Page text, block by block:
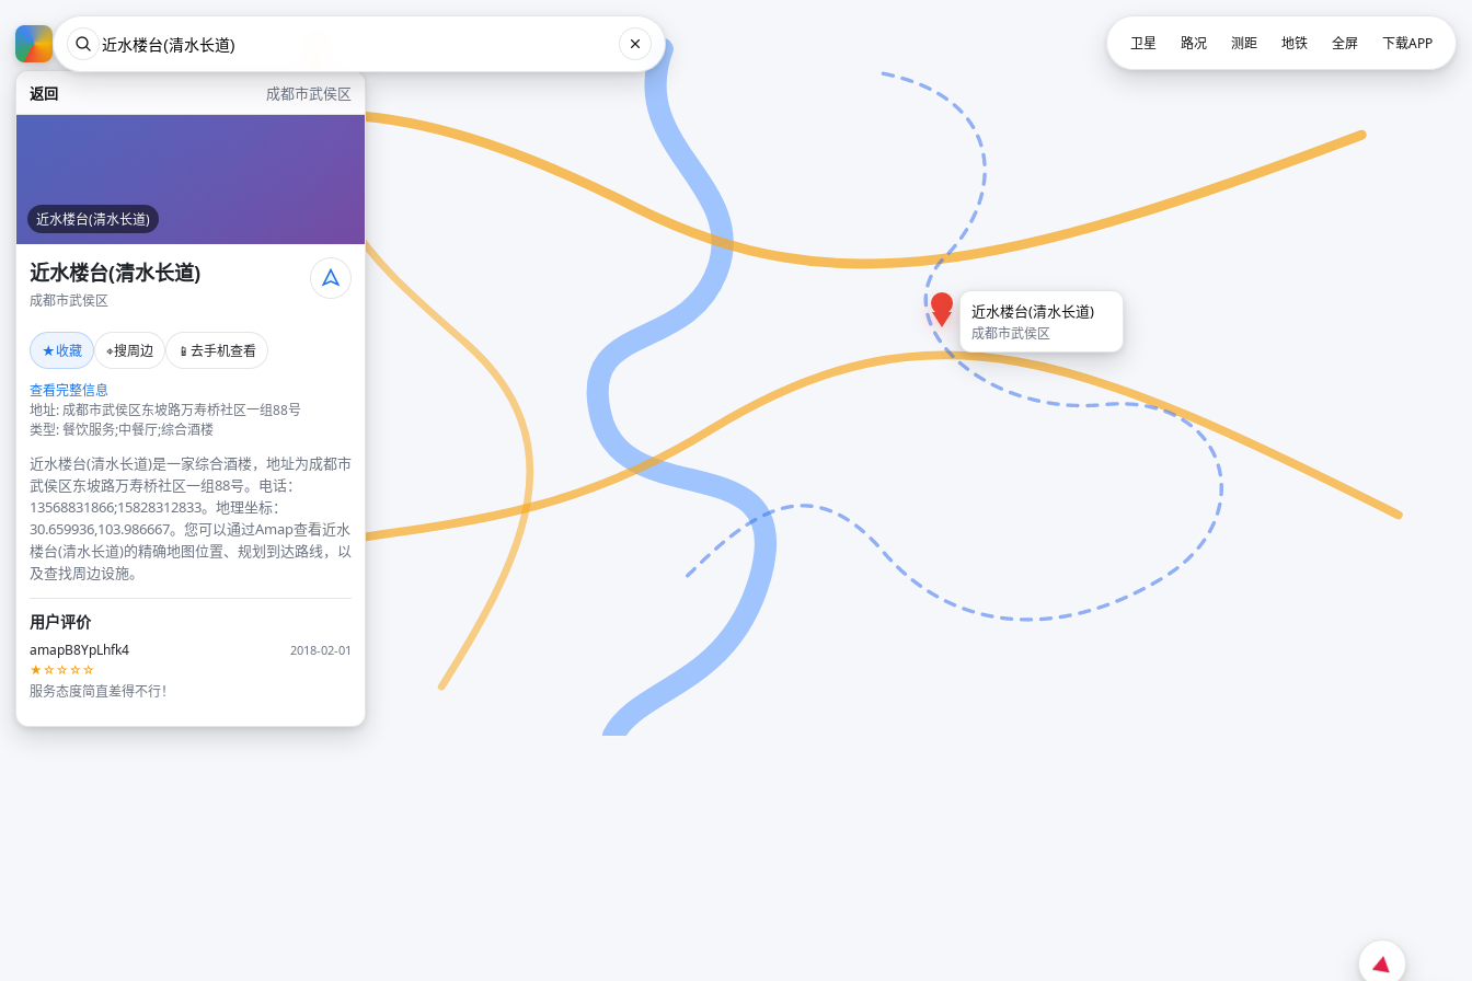
返回 成都市武侯区
近水楼台(清水长道)
近水楼台(清水长道)
成都市武侯区
★收藏 ⌖搜周边 📱 去手机查看
查看完整信息
地址: 成都市武侯区东坡路万寿桥社区一组88号
类型: 餐饮服务;中餐厅;综合酒楼
近水楼台(清水长道)是一家综合酒楼，地址为成都市
武侯区东坡路万寿桥社区一组88号。电话：
13568831866;15828312833。地理坐标：
30.659936,103.986667。您可以通过Amap查看近水
楼台(清水长道)的精确地图位置、规划到达路线，以
及查找周边设施。
用户评价
amapB8YpLhfk4
2018-02-01
★☆☆☆☆
服务态度简直差得不行！
近水楼台(清水长道)
成都市武侯区
卫星 路况 测距 地铁 全屏 下载APP